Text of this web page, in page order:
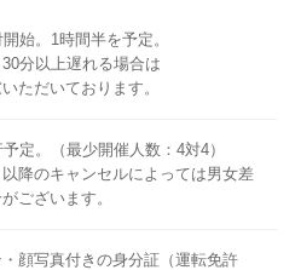
始。1時間半を予定。
分以上遅れる場合は
ただいております。
定。（最少開催人数：4対4）
降のキャンセルによっては男女差
ございます。
顔写真付きの身分証（運転免許